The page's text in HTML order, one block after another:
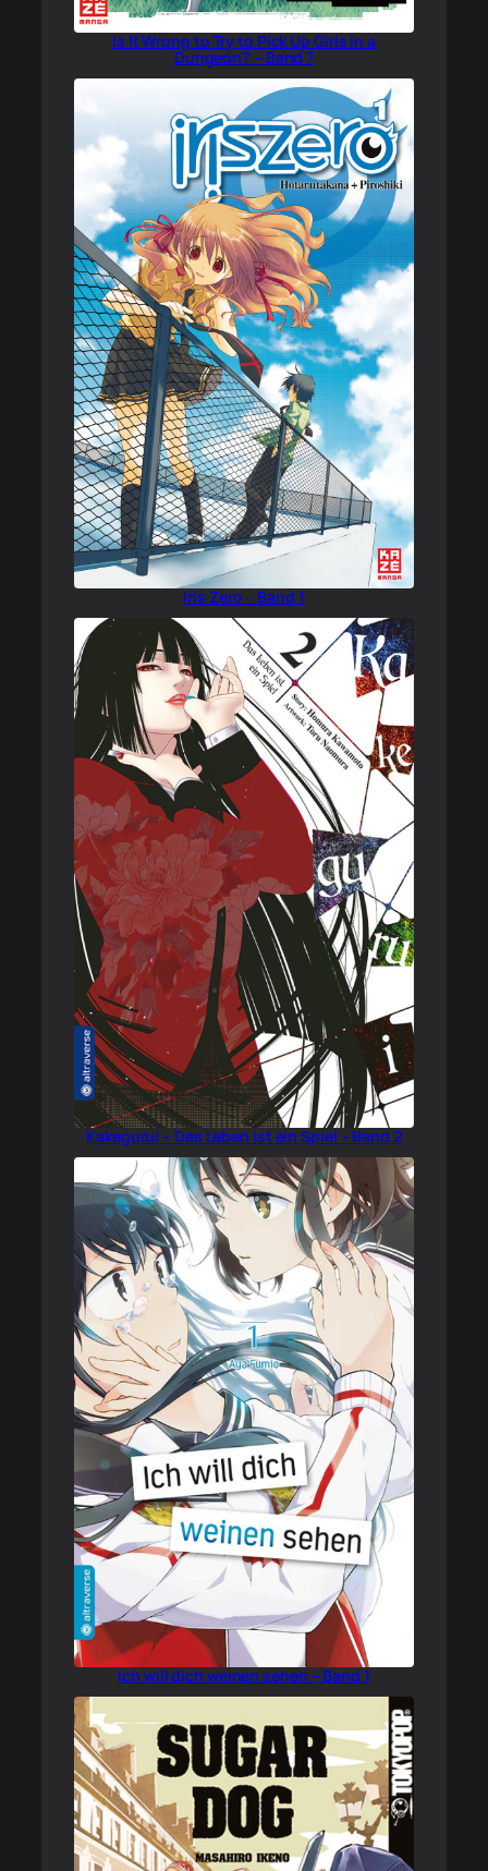
Is It Wrong to Try to Pick Up Girls in a
Dungeon? – Band 7
Iris Zero – Band 1
Kakegurui – Das Leben ist ein Spiel – Band 2
Ich will dich weinen sehen – Band 1